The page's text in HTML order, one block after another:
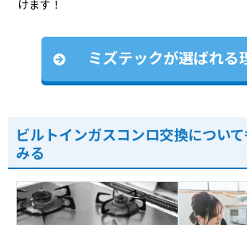
けます！
ミズテックが選ばれる
ビルトインガスコンロ交換につい
みる